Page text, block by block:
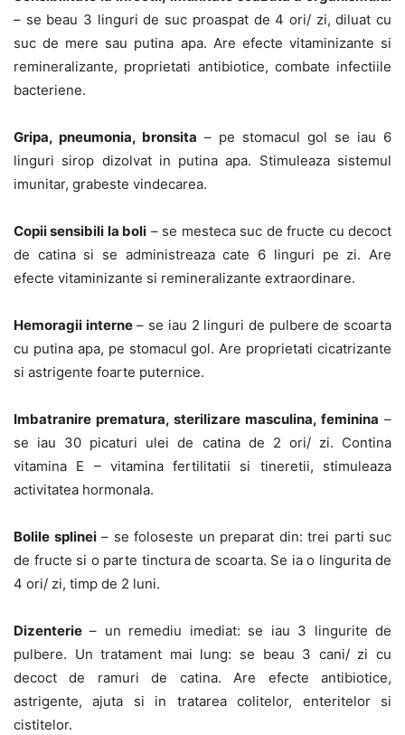
– se beau 3 linguri de suc proaspat de 4 ori/ zi, diluat cu
suc de mere sau putina apa. Are efecte vitaminizante si
remineralizante, proprietati antibiotice, combate infectiile
bacteriene.
Gripa, pneumonia, bronsita – pe stomacul gol se iau 6
linguri sirop dizolvat in putina apa. Stimuleaza sistemul
imunitar, grabeste vindecarea.
Copii sensibili la boli – se mesteca suc de fructe cu decoct
de catina si se administreaza cate 6 linguri pe zi. Are
efecte vitaminizante si remineralizante extraordinare.
Hemoragii interne– se iau 2 linguri de pulbere de scoarta
cu putina apa, pe stomacul gol. Are proprietati cicatrizante
si astrigente foarte puternice.
Imbatranire prematura, sterilizare masculina, feminina –
se iau 30 picaturi ulei de catina de 2 ori/ zi. Contina
vitamina E – vitamina fertilitatii si tineretii, stimuleaza
activitatea hormonala.
Bolile splinei– se foloseste un preparat din: trei parti suc
de fructe si o parte tinctura de scoarta. Se ia o lingurita de
4 ori/ zi, timp de 2 luni.
Dizenterie – un remediu imediat: se iau 3 lingurite de
pulbere. Un tratament mai lung: se beau 3 cani/ zi cu
decoct de ramuri de catina. Are efecte antibiotice,
astrigente, ajuta si in tratarea colitelor, enteritelor si
cistitelor.